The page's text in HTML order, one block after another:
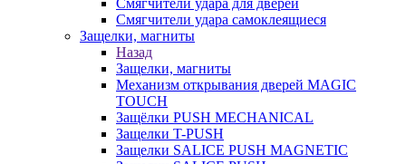
Смягчители удара для дверей
Cмягчители удара самоклеящиеся
Защелки, магниты
Назад
Защелки, магниты
Механизм открывания дверей MAGIC
TOUCH
Защёлки PUSH MECHANICAL
Защелки T-PUSH
Защелки SALICE PUSH MAGNETIC